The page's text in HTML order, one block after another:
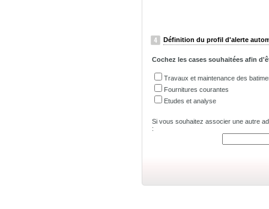
Définition du profil d'alerte
Cochez les cases souhaitées afin
Travaux et maintenance des
Fournitures courantes
Etudes et analyse
Si vous souhaitez associer une autre
: